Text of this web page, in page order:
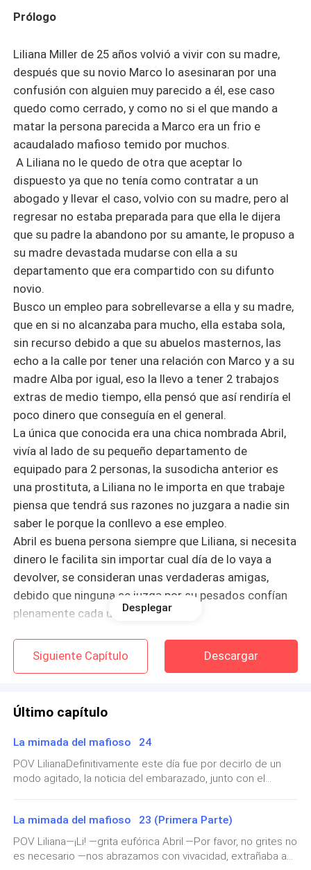
Prólogo
Liliana Miller de 25 años volvió a vivir con su madre,
después que su novio Marco lo asesinaran por una
confusión con alguien muy parecido a él, ese caso
quedo como cerrado, y como no si el que mando a
matar la persona parecida a Marco era un frio e
acaudalado mafioso temido por muchos.
A Liliana no le quedo de otra que aceptar lo
dispuesto ya que no tenía como contratar a un
abogado y llevar el caso, volvio con su madre, pero al
regresar no estaba preparada para que ella le dijera
que su padre la abandono por su amante, le propuso a
su madre devastada mudarse con ella a su
departamento que era compartido con su difunto
novio.
Busco un empleo para sobrellevarse a ella y su madre,
que en si no alcanzaba para mucho, ella estaba sola,
sin recurso debido a que su abuelos masternos, las
echo a la calle por tener una relación con Marco y a su
madre Alba por igual, eso la llevo a tener 2 trabajos
extras de medio tiempo, ella pensó que así rendiría el
poco dinero que conseguía en el general.
La única que conocida era una chica nombrada Abril,
vivía al lado de su pequeño departamento de
equipado para 2 personas, la susodicha anterior es
una prostituta, a Liliana no le importa en que trabaje
piensa que tendrá sus razones no juzgara a nadie sin
saber le porque la conllevo a ese empleo.
Abril es buena persona siempre que Liliana, si necesita
dinero le facilita sin importar cual día de lo vaya a
devolver, se consideran unas verdaderas amigas,
debido que ninguna se juzga por su pesados confían
plenamente cada una en la otra.
se verá en la obligación de resolverla de la forma
escabrosa, sin saber que la llevaría a ser la consentida
Desplegar
Siguiente Capítulo Descargar
Último capítulo
La mimada del mafioso 24
POV LilianaDefinitivamente este día fue por decirlo de un
modo agitado, la noticia del embarazado, junto con el
le ocultare cosas, lo del embarazo lo abordare en esta
semana, pero primero debo cuestionarles unos puntos
sobre mi seguridad, entre que haremos en el futuro, cuyo
La mimada del mafioso 23 (Primera Parte)
POV Liliana—¡Li! —grita eufórica Abril.—Por favor, no grites no
es necesario —nos abrazamos con vivacidad, extrañaba a